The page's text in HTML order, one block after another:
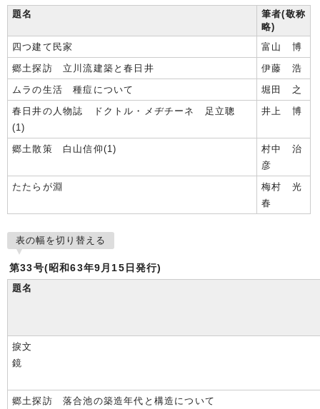
題名
筆者(敬称
略)
四つ建て民家
富山 博
郷土探訪 立川流建築と春日井
伊藤 浩
ムラの生活 種痘について
堀田 之
春日井の人物誌 ドクトル・メヂチーネ 足立聰
(1)
井上 博
郷土散策 白山信仰(1)
村中 治
彦
たたらが淵
梅村 光
春
表の幅を切り替える
第33号(昭和63年9月15日発行)
題名
捩文
郷土探訪 落合池の築造年代と構造について